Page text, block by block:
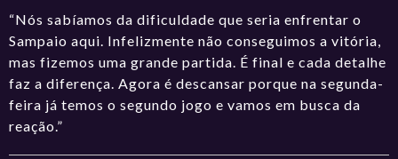
“Nós sabíamos da dificuldade que seria enfrentar o
Sampaio aqui. Infelizmente não conseguimos a vitória,
mas fizemos uma grande partida. É final e cada detalhe
faz a diferença. Agora é descansar porque na segunda-
feira já temos o segundo jogo e vamos em busca da
reação.”